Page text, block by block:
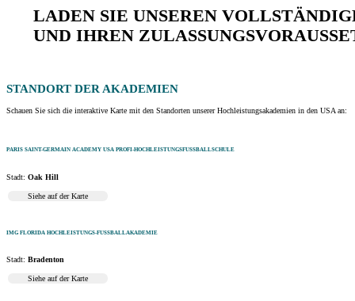
LADEN SIE UNSEREN
ND IHREN
STANDORT DER AKADEMIEN
Schauen Sie sich die interaktive Karte mit den Standorten unserer Hochleistungsakademien in den USA an:
PARIS SAINT-GERMAIN ACADEMY USA PROFI-HOCHLEISTUNGSFUSSBALLSCHULE
Stadt: Oak Hill
Siehe auf der Karte
IMG FLORIDA HOCHLEISTUNGS-FUSSBALLAKADEMIE
Stadt: Bradenton
Siehe auf der Karte